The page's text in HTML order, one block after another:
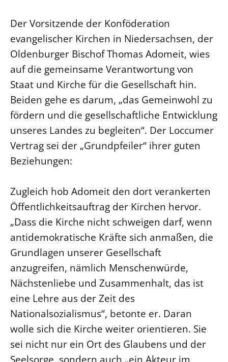
Der Vorsitzende der Konföderation
evangelischer Kirchen in Niedersachsen, der
Oldenburger Bischof Thomas Adomeit, wies
auf die gemeinsame Verantwortung von
Staat und Kirche für die Gesellschaft hin.
Beiden gehe es darum, „das Gemeinwohl zu
fördern und die gesellschaftliche Entwicklung
unseres Landes zu begleiten“. Der Loccumer
Vertrag sei der „Grundpfeiler“ ihrer guten
Beziehungen:
Zugleich hob Adomeit den dort verankerten
Öffentlichkeitsauftrag der Kirchen hervor.
„Dass die Kirche nicht schweigen darf, wenn
antidemokratische Kräfte sich anmaßen, die
Grundlagen unserer Gesellschaft
anzugreifen, nämlich Menschenwürde,
Nächstenliebe und Zusammenhalt, das ist
eine Lehre aus der Zeit des
Nationalsozialismus“, betonte er. Daran
wolle sich die Kirche weiter orientieren. Sie
sei nicht nur ein Ort des Glaubens und der
Seelsorge, sondern auch „ein Akteur im